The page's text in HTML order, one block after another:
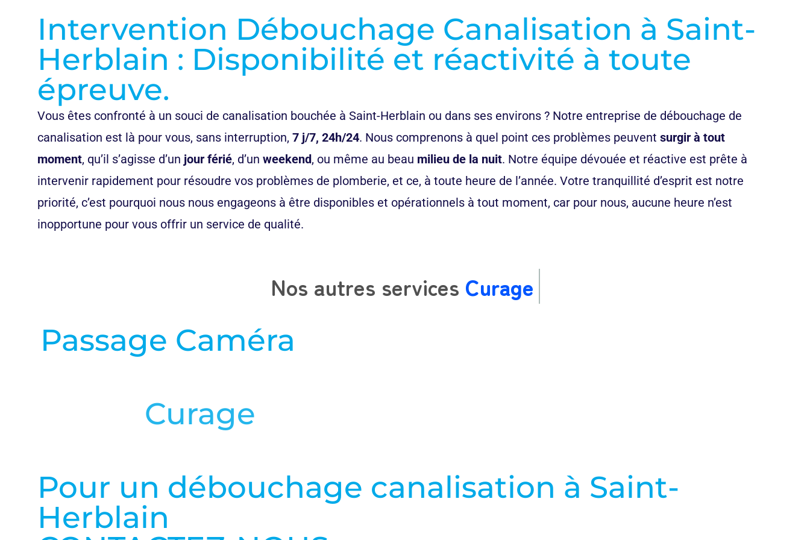
Intervention Débouchage Canalisation à Saint-
Herblain : Disponibilité et réactivité à toute
épreuve.
Vous êtes confronté à un souci de canalisation bouchée à Saint-Herblain ou dans ses environs ? Notre entreprise de débouchage de
canalisation est là pour vous, sans interruption, 7 j/7, 24h/24. Nous comprenons à quel point ces problèmes peuvent surgir à tout
moment, qu’il s’agisse d’un jour férié, d’un weekend, ou même au beau milieu de la nuit. Notre équipe dévouée et réactive est prête à
intervenir rapidement pour résoudre vos problèmes de plomberie, et ce, à toute heure de l’année. Votre tranquillité d’esprit est notre
priorité, c’est pourquoi nous nous engageons à être disponibles et opérationnels à tout moment, car pour nous, aucune heure n’est
inopportune pour vous offrir un service de qualité.
Nos autres servicesCurage
Passage Caméra
Curage
Pour un débouchage canalisation à Saint-
Herblain